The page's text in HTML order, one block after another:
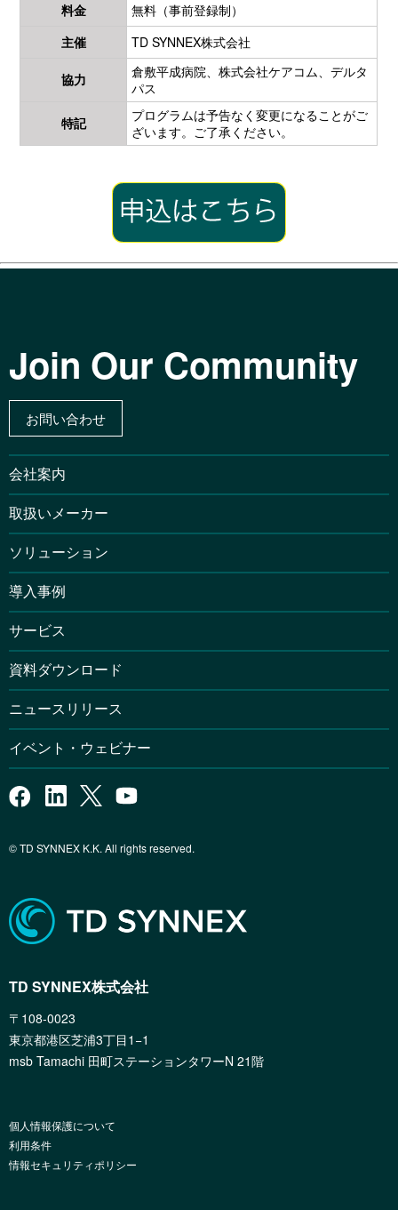
料金
無料（事前登録制）
主催
TD SYNNEX株式会社
協力
倉敷平成病院、株式会社ケアコム、デルタ
パス
特記
プログラムは予告なく変更になることがご
ざいます。ご了承ください。
Join Our Community
お問い合わせ
会社案内
取扱いメーカー
ソリューション
導入事例
サービス
資料ダウンロード
ニュースリリース
イベント・ウェビナー
© TD SYNNEX K.K. All rights reserved.
TD SYNNEX株式会社
〒108-0023
東京都港区芝浦3丁目1−1
msb Tamachi 田町ステーションタワーN 21階
個人情報保護について
利用条件
情報セキュリティポリシー